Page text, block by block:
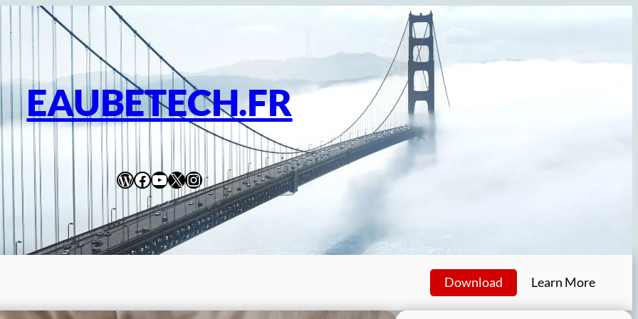
EAUBETECH.FR
WordPress
Facebook
YouTube
X Instagram
Download Learn More